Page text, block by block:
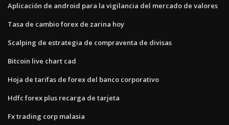
Aplicación de android para la vigilancia del mercado de valores
Tasa de cambio forex de zarina hoy
Scalping de estrategia de compraventa de divisas
Bitcoin live chart cad
Hoja de tarifas de forex del banco corporativo
Hdfc forex plus recarga de tarjeta
Fx trading corp malasia